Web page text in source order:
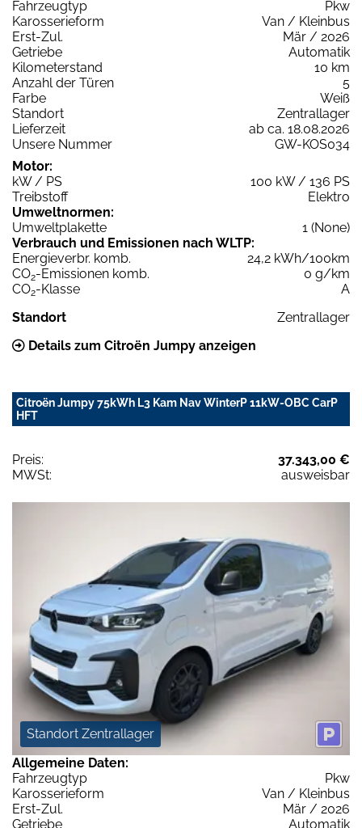
Fahrzeugtyp
Pkw
Karosserieform
Van / Kleinbus
Erst-Zul.
Mär / 2026
Getriebe
Automatik
Kilometerstand
10 km
Anzahl der Türen
5
Farbe
Weiß
Standort
Zentrallager
Lieferzeit
ab ca. 18.08.2026
Unsere Nummer
GW-KOS034
Motor:
kW / PS
100 kW / 136 PS
Treibstoff
Elektro
Umweltnormen:
Umweltplakette
1 (None)
Verbrauch und Emissionen nach WLTP:
Energieverbr. komb.
24,2 kWh/100km
CO2-Emissionen komb.
0 g/km
CO2-Klasse
A
Standort
Zentrallager
Details zum Citroën Jumpy anzeigen
Citroën Jumpy 75kWh L3 Kam Nav WinterP 11kW-OBC CarP
HFT
Preis:
37.343,00 €
MWSt:
ausweisbar
Standort Zentrallager
Allgemeine Daten:
Fahrzeugtyp
Pkw
Karosserieform
Van / Kleinbus
Erst-Zul.
Mär / 2026
Getriebe
Automatik